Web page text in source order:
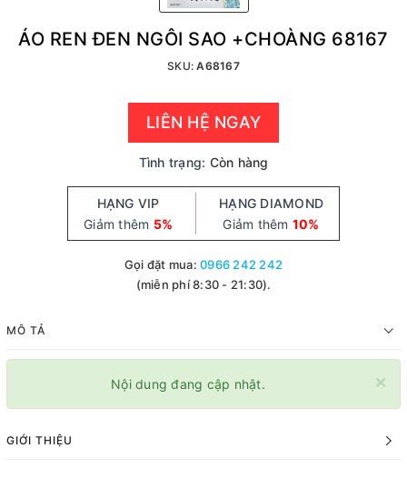
ÁO REN ĐEN NGÔI SAO +CHOÀNG 68167
SKU:A68167
LIÊN HỆ NGAY
Tình trạng: Còn hàng
HẠNG VIP
Giảm thêm 5%
HẠNG DIAMOND
Giảm thêm 10%
Gọi đặt mua:0966 242 242
(miễn phí 8:30 - 21:30).
MÔ TẢ
×
Nội dung đang cập nhật.
GIỚI THIỆU